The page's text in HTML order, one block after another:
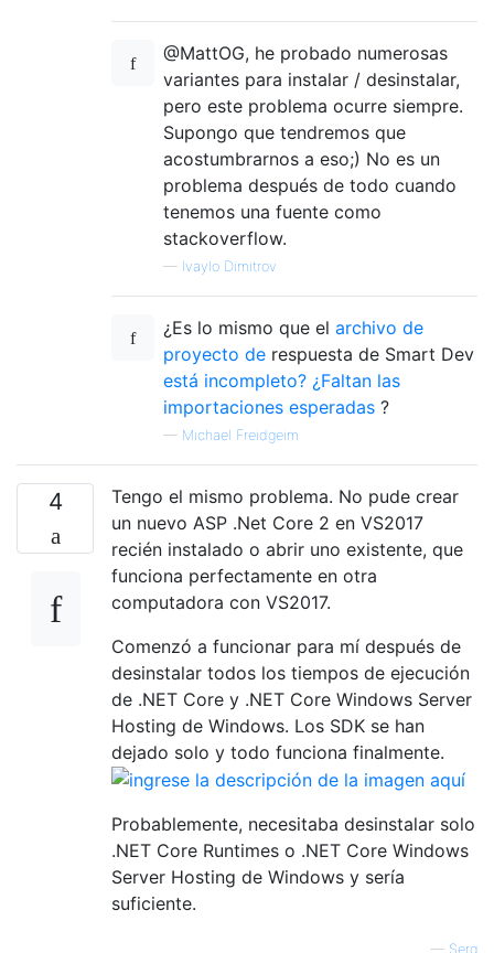
@MattOG, he probado numerosas
variantes para instalar / desinstalar,
pero este problema ocurre siempre.
Supongo que tendremos que
acostumbrarnos a eso;) No es un
problema después de todo cuando
tenemos una fuente como
stackoverflow.
— Ivaylo Dimitrov
¿Es lo mismo que el archivo de
proyecto de respuesta de Smart Dev
está incompleto? ¿Faltan las
importaciones esperadas ?
— Michael Freidgeim
4
Tengo el mismo problema. No pude crear
un nuevo ASP .Net Core 2 en VS2017
recién instalado o abrir uno existente, que
funciona perfectamente en otra
computadora con VS2017.
Comenzó a funcionar para mí después de
desinstalar todos los tiempos de ejecución
de .NET Core y .NET Core Windows Server
Hosting de Windows. Los SDK se han
dejado solo y todo funciona finalmente.
Probablemente, necesitaba desinstalar solo
.NET Core Runtimes o .NET Core Windows
Server Hosting de Windows y sería
suficiente.
— Serg